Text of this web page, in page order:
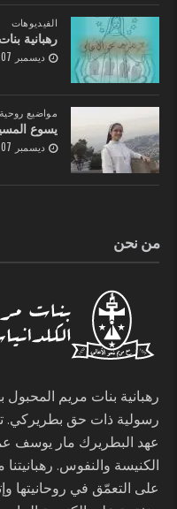
الفيديوهات
رهبانية
ديسمبر 07, 2018
مواضيع روحية
يسوع
ديسمبر 07, 2018
من نحن
رهبانية بنات مريم المحبول
عهد البطريرك مار يوسف
الكنيسة والنفوس.
على التعمّق في روحانيتها